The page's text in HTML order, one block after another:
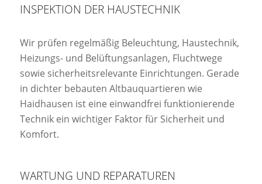
INSPEKTION DER HAUSTECHNIK
Wir prüfen regelmäßig Beleuchtung, Haustechnik,
Heizungs- und Belüftungsanlagen, Fluchtwege
sowie sicherheitsrelevante Einrichtungen. Gerade
in dichter bebauten Altbauquartieren wie
Haidhausen ist eine einwandfrei funktionierende
Technik ein wichtiger Faktor für Sicherheit und
Komfort.
WARTUNG UND REPARATUREN